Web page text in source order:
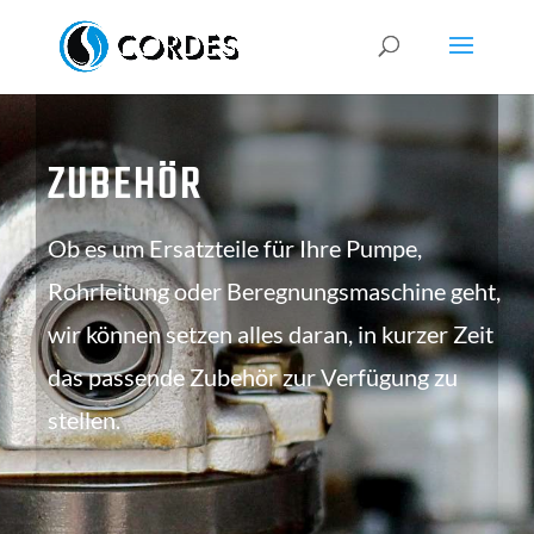
ZUBEHÖR
Ob es um Ersatzteile für Ihre Pumpe,
Rohrleitung oder Beregnungsmaschine geht,
wir können setzen alles daran, in kurzer Zeit
das passende Zubehör zur Verfügung zu
stellen.